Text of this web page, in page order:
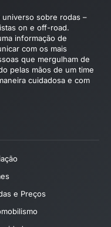
sobre rodas –
on e off-road.
informação de
com os mais
que mergulham de
pelas mãos de um time
cuidadosa e com
e Preços